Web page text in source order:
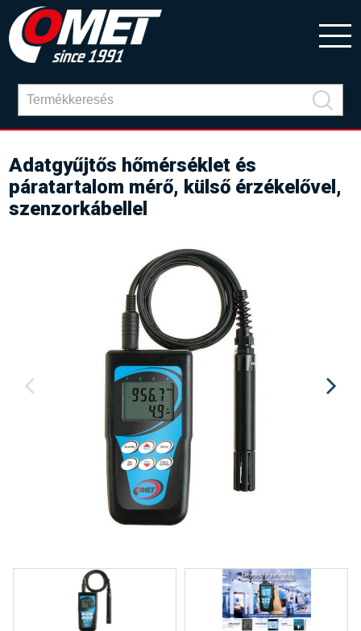
Adatgyűjtős hőmérséklet és
páratartalom mérő, külső érzékelővel,
szenzorkábellel